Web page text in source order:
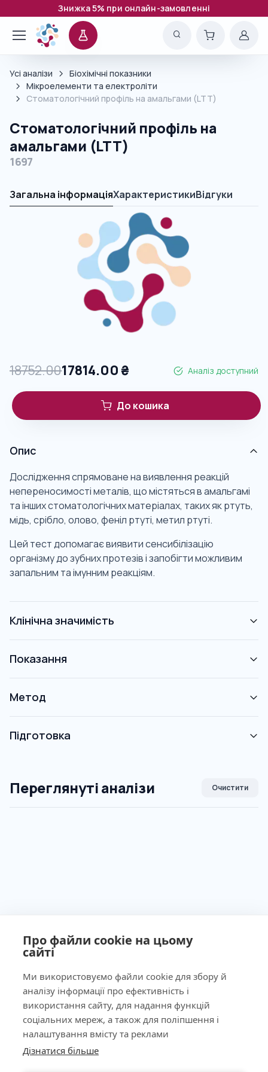
Про файли cookie на цьому
сайті
Ми використовуємо файли cookie для збору й
аналізу інформації про ефективність і
використання сайту, для надання функцій
соціальних мереж, а також для поліпшення і
налаштування вмісту та реклами
Дізнатися більше
Знижка 5% при онлайн-замовленні
Усі аналізи
Біохімічні показники
Мікроелементи та електроліти
Стоматологічний профіль на амальгами (LTT)
Стоматологічний профіль на
амальгами (LTT)
1697
Загальна інформаціяХарактеристикиВідгуки
18752.0017814.00₴ Аналіз доступний
До кошика
Опис
Дослідження спрямоване на виявлення реакцій
непереносимості металів, що містяться в амальгамі
та інших стоматологічних матеріалах, таких як ртуть,
мідь, срібло, олово, феніл ртуті, метил ртуті.
Цей тест допомагає виявити сенсибілізацію
організму до зубних протезів і запобігти можливим
запальним та імунним реакціям.
Клінічна значимість
Показання
Метод
Підготовка
Переглянуті аналізи Очистити
Ліцензія МОЗ України №603260 від 23.09.2011
Наша адреса
КНОПКА
ЗВ'ЯЗКУ